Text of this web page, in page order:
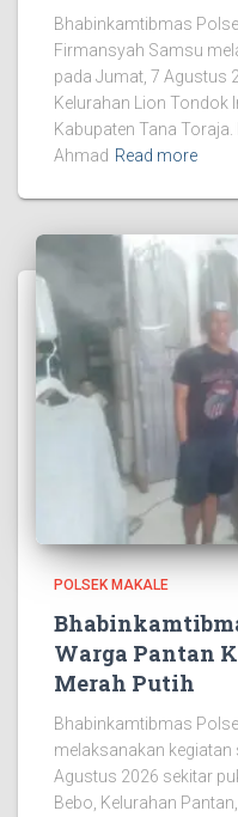
Bhabinkamtibmas
Firmansyah Samsu
pada Jumat, 7 Agustus
Kelurahan Lion Tondok
Kabupaten Tana
Ahmad Read more
POLSEK MAKALE
Warga Pantan
Merah Putih
Bhabinkamtibmas
melaksanakan
Agustus 2026 sekitar
Bebo, Kelurahan